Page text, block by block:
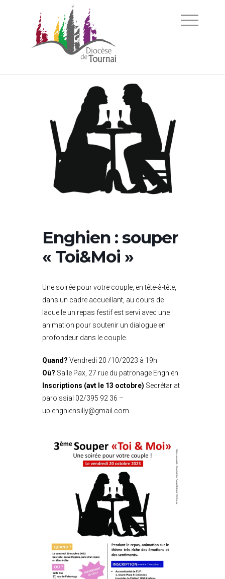
Enghien : souper
« Toi&Moi »
Une soirée pour votre couple, en tête-à-tête,
dans un cadre accueillant, au cours de
laquelle un repas festif est servi avec une
animation pour soutenir un dialogue en
profondeur dans le couple.
Quand? Vendredi 20 /10/2023 à 19h
Où? Salle Pax, 27 rue du patronage Enghien
Inscriptions (avt le 13 octobre) Secrétariat
paroissial 02/395 92 36 –
up.enghiensilly@gmail.com